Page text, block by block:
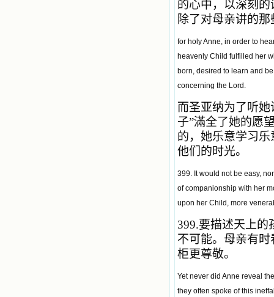
的心中，以深刻
除了对母亲讲的
for holy Anne, in order to
heavenly Child fulfilled her
born, desired to learn and
concerning the Lord.
而圣亚纳为了听
子”滿全了她的愿
的，她乐意学习乐
他们的时光。
399. It would not be easy,
of companionship with her
upon her Child, more
399.要描述天上的
不可能。母亲有
柜更尊敬。
Yet never did Anne reveal
they often spoke of this